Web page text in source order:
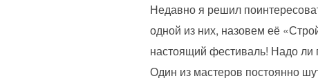
Недавно я решил
одной из них, назовем её
настоящий фестиваль! Надо ли
Один из мастеров постоянно